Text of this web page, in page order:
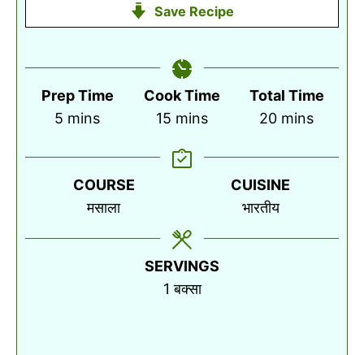
Save Recipe
Prep Time
5 minutes
mins
Cook Time
15 minutes
mins
Total Time
20minutes
mins
COURSE
मसाला
CUISINE
भारतीय
SERVINGS
1 बक्सा